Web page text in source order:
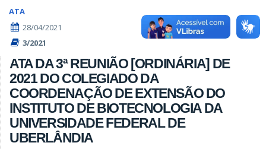
ATA
28/04/2021
3/2021
ATA DA 3ª REUNIÃO [ORDINÁRIA] DE
2021 DO COLEGIADO DA
COORDENAÇÃO DE EXTENSÃO DO
INSTITUTO DE BIOTECNOLOGIA DA
UNIVERSIDADE FEDERAL DE
UBERLÂNDIA